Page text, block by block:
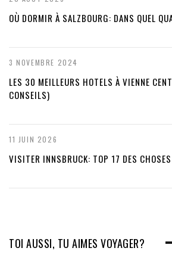
OÙ DORMIR À SALZBOURG: DANS QUEL
3 NOVEMBRE 2024
LES 30 MEILLEURS HOTELS À VIENNE
CONSEILS)
11 JUIN 2026
VISITER INNSBRUCK: TOP 17 DES
TOI AUSSI, TU AIMES VOYAGER?